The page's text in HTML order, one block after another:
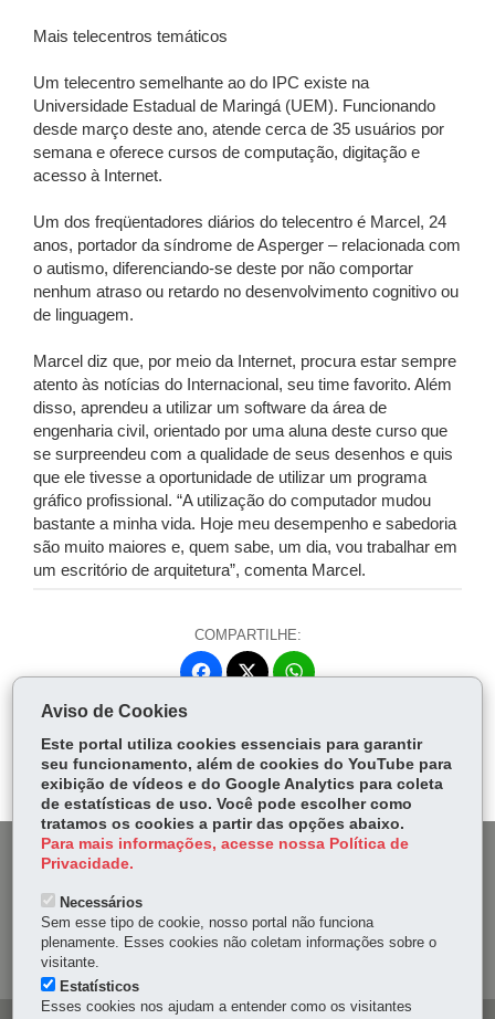
Mais telecentros temáticos
Um telecentro semelhante ao do IPC existe na
Universidade Estadual de Maringá (UEM). Funcionando
desde março deste ano, atende cerca de 35 usuários por
semana e oferece cursos de computação, digitação e
acesso à Internet.
Um dos freqüentadores diários do telecentro é Marcel, 24
anos, portador da síndrome de Asperger – relacionada com
o autismo, diferenciando-se deste por não comportar
nenhum atraso ou retardo no desenvolvimento cognitivo ou
de linguagem.
Marcel diz que, por meio da Internet, procura estar sempre
atento às notícias do Internacional, seu time favorito. Além
disso, aprendeu a utilizar um software da área de
engenharia civil, orientado por uma aluna deste curso que
se surpreendeu com a qualidade de seus desenhos e quis
que ele tivesse a oportunidade de utilizar um programa
gráfico profissional. “A utilização do computador mudou
bastante a minha vida. Hoje meu desempenho e sabedoria
são muito maiores e, quem sabe, um dia, vou trabalhar em
um escritório de arquitetura”, comenta Marcel.
COMPARTILHE:
Fa
ok
itt
er
W
Ap
p
DENUNCIE CORRUPÇÃO
OUVIDORIA
Aviso de Cookies
Este portal utiliza cookies essenciais para garantir
seu funcionamento, além de cookies do YouTube para
exibição de vídeos e do Google Analytics para coleta
de estatísticas de uso. Você pode escolher como
tratamos os cookies a partir das opções abaixo.
Para mais informações, acesse nossa Política de
Privacidade.
Necessários
Sem esse tipo de cookie, nosso portal não funciona
plenamente. Esses cookies não coletam informações sobre o
visitante.
Estatísticos
Esses cookies nos ajudam a entender como os visitantes